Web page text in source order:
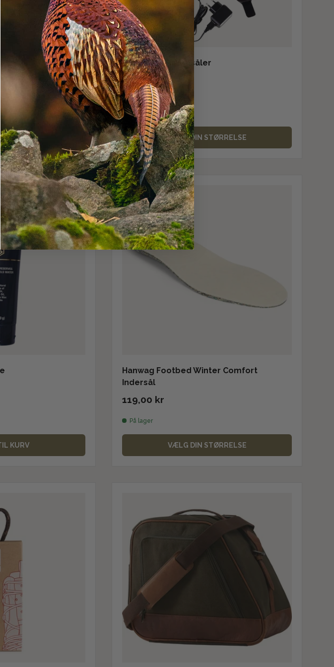
HappyHot Varmesåler
899,00 kr
På lager
VÆLG DIN STØRRELSE
KURV
Hanwag Footbed Winter Comfort
Indersål
119,00 kr
På lager
VÆLG DIN STØRRELSE